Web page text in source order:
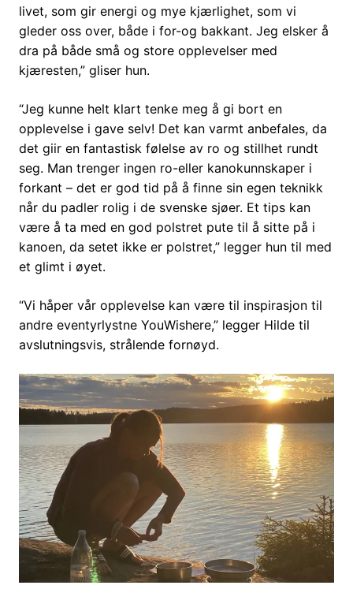
livet, som gir energi og mye kjærlighet, som vi
gleder oss over, både i for-og bakkant. Jeg elsker å
dra på både små og store opplevelser med
kjæresten,” gliser hun.
“Jeg kunne helt klart tenke meg å gi bort en
opplevelse i gave selv! Det kan varmt anbefales, da
det giir en fantastisk følelse av ro og stillhet rundt
seg. Man trenger ingen ro-eller kanokunnskaper i
forkant – det er god tid på å finne sin egen teknikk
når du padler rolig i de svenske sjøer. Et tips kan
være å ta med en god polstret pute til å sitte på i
kanoen, da setet ikke er polstret,” legger hun til med
et glimt i øyet.
“Vi håper vår opplevelse kan være til inspirasjon til
andre eventyrlystne YouWishere,” legger Hilde til
avslutningsvis, strålende fornøyd.